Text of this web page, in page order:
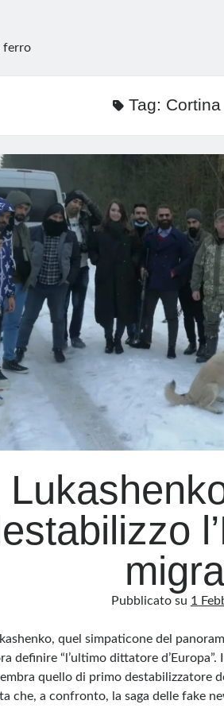
ferro
Tag:
Pubblicato su 1
quel simpaticone del
definire “l’ultimo dittatore
quello di primo destabilizzatore
che, a confronto, la saga delle fake